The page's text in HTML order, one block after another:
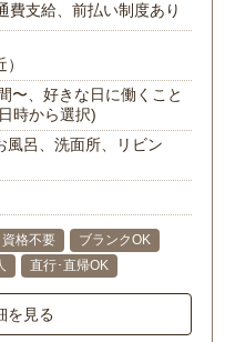
費支給、前払い制度あり
〜、好きな日に働くこと
時から選択)
風呂、洗面所、リビン
資格不要
ブランクOK
直行･直帰OK
を見る